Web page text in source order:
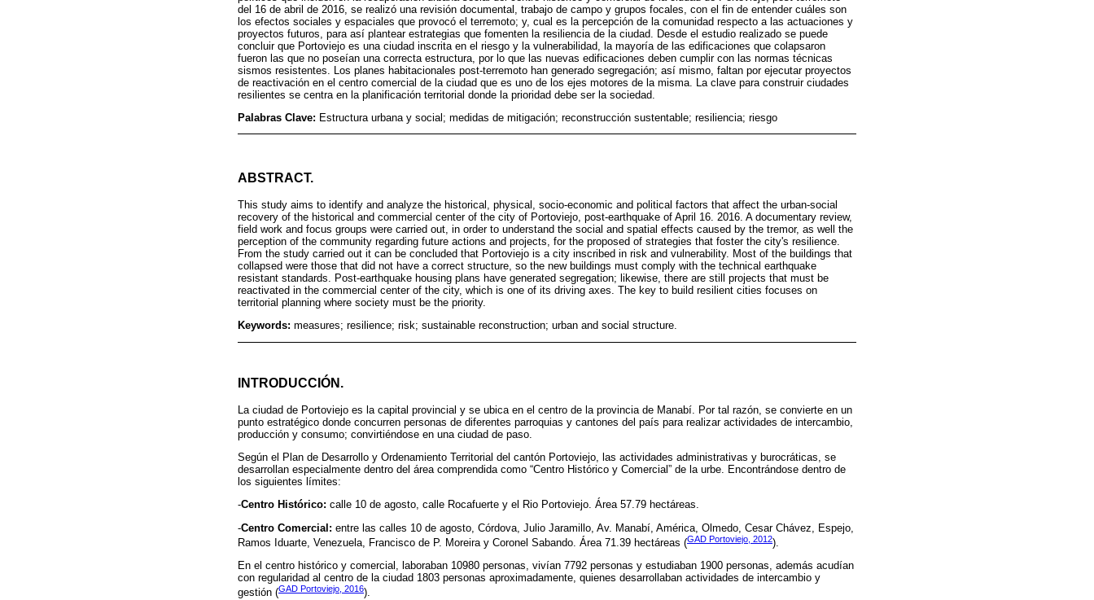
del 16 de abril de 2016, se realizó una revisión documental, trabajo de campo y grupos focales, con el fin de entender cuáles son
los efectos sociales y espaciales que provocó el terremoto; y, cual es la percepción de la comunidad respecto a las actuaciones y
proyectos futuros, para así plantear estrategias que fomenten la resiliencia de la ciudad. Desde el estudio realizado se puede
concluir que Portoviejo es una ciudad inscrita en el riesgo y la vulnerabilidad, la mayoría de las edificaciones que colapsaron
fueron las que no poseían una correcta estructura, por lo que las nuevas edificaciones deben cumplir con las normas técnicas
sismos resistentes. Los planes habitacionales post-terremoto han generado segregación; así mismo, faltan por ejecutar proyectos
de reactivación en el centro comercial de la ciudad que es uno de los ejes motores de la misma. La clave para construir ciudades
resilientes se centra en la planificación territorial donde la prioridad debe ser la sociedad.
Palabras Clave: Estructura urbana y social; medidas de mitigación; reconstrucción sustentable; resiliencia; riesgo
ABSTRACT.
This study aims to identify and analyze the historical, physical, socio-economic and political factors that affect the urban-social
recovery of the historical and commercial center of the city of Portoviejo, post-earthquake of April 16. 2016. A documentary review,
field work and focus groups were carried out, in order to understand the social and spatial effects caused by the tremor, as well the
perception of the community regarding future actions and projects, for the proposed of strategies that foster the city's resilience.
From the study carried out it can be concluded that Portoviejo is a city inscribed in risk and vulnerability. Most of the buildings that
collapsed were those that did not have a correct structure, so the new buildings must comply with the technical earthquake
resistant standards. Post-earthquake housing plans have generated segregation; likewise, there are still projects that must be
reactivated in the commercial center of the city, which is one of its driving axes. The key to build resilient cities focuses on
territorial planning where society must be the priority.
Keywords: measures; resilience; risk; sustainable reconstruction; urban and social structure.
INTRODUCCIÓN.
La ciudad de Portoviejo es la capital provincial y se ubica en el centro de la provincia de Manabí. Por tal razón, se convierte en un
punto estratégico donde concurren personas de diferentes parroquias y cantones del país para realizar actividades de intercambio,
producción y consumo; convirtiéndose en una ciudad de paso.
Según el Plan de Desarrollo y Ordenamiento Territorial del cantón Portoviejo, las actividades administrativas y burocráticas, se
desarrollan especialmente dentro del área comprendida como “Centro Histórico y Comercial” de la urbe. Encontrándose dentro de
los siguientes límites:
-Centro Histórico: calle 10 de agosto, calle Rocafuerte y el Rio Portoviejo. Área 57.79 hectáreas.
-Centro Comercial: entre las calles 10 de agosto, Córdova, Julio Jaramillo, Av. Manabí, América, Olmedo, Cesar Chávez, Espejo,
Ramos Iduarte, Venezuela, Francisco de P. Moreira y Coronel Sabando. Área 71.39 hectáreas (GAD Portoviejo, 2012).
En el centro histórico y comercial, laboraban 10980 personas, vivían 7792 personas y estudiaban 1900 personas, además acudían
con regularidad al centro de la ciudad 1803 personas aproximadamente, quienes desarrollaban actividades de intercambio y
gestión (GAD Portoviejo, 2016).